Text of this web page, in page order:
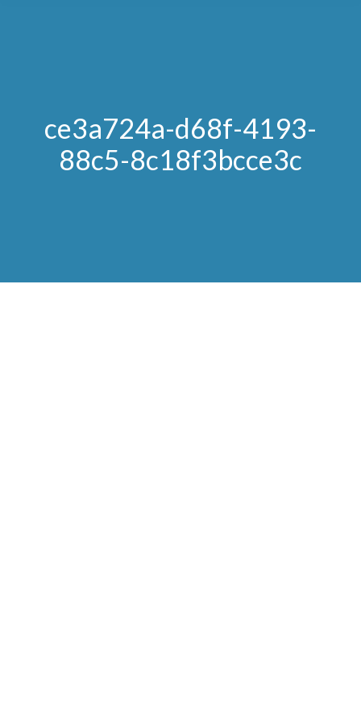
ce3a724a-d68f-4193-
88c5-8c18f3bcce3c